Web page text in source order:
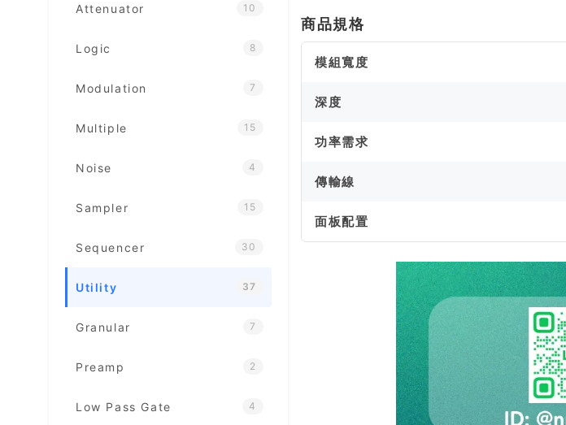
Attenuator 10
Logic 8
Modulation 7
Multiple 15
Noise 4
Sampler 15
Sequencer 30
Utility 37
Granular 7
Preamp 2
Low Pass Gate 4
商品規格
模組寬度
深度
功率需求
傳輸線
面板配置